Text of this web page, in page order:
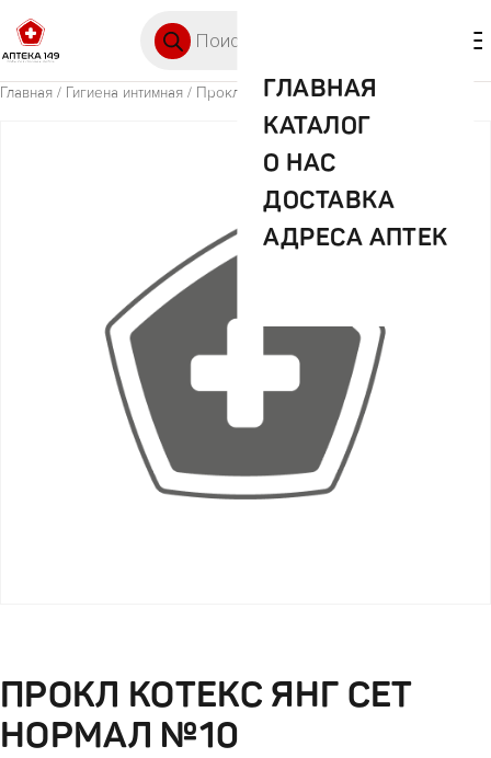
ГЛАВНАЯ
КАТАЛОГ
О НАС
ДОСТАВКА
АДРЕСА АПТЕК
Главная / Гигиена интимная / Прокл Котекс Янг Сет нормал №10
ПРОКЛ КОТЕКС ЯНГ СЕТ
НОРМАЛ №10